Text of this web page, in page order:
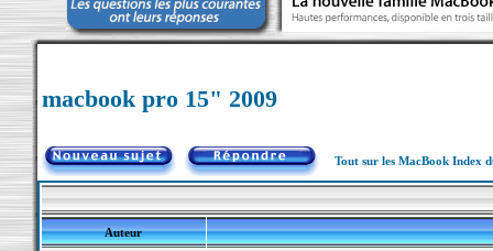
macbook pro 15" 2009
Tout sur les MacBook Index
Auteur